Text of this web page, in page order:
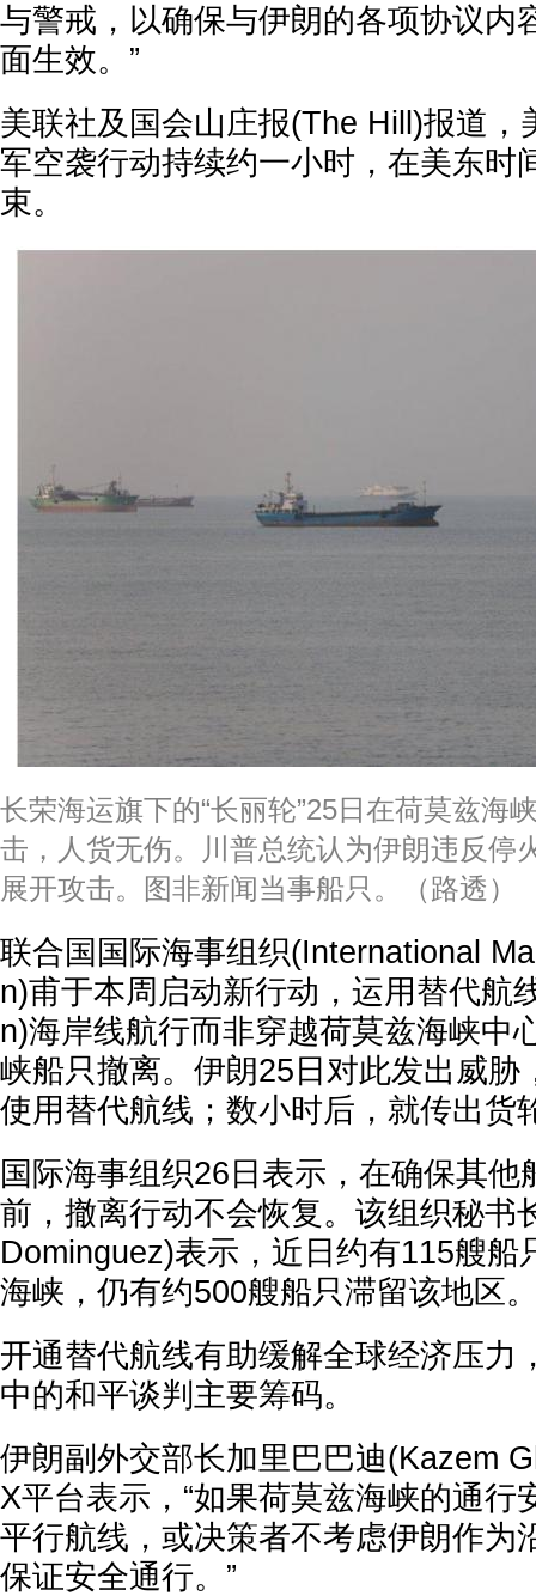
与警戒，以确保与伊朗的各项协议内
面生效。”
美联社及国会山庄报(The Hill)报道，
军空袭行动持续约一小时，在美东时
束。
长荣海运旗下的“长丽轮”25日在荷莫兹海
击，人货无伤。川普总统认为伊朗违反停
展开攻击。图非新闻当事船只。（路透）
联合国国际海事组织(International
n)甫于本周启动新行动，运用替代航
n)海岸线航行而非穿越荷莫兹海峡中
峡船只撤离。伊朗25日对此发出威胁
使用替代航线；数小时后，就传出货
国际海事组织26日表示，在确保其他
前，撤离行动不会恢复。该组织秘书
Dominguez)表示，近日约有115艘船
海峡，仍有约500艘船只滞留该地区
开通替代航线有助缓解全球经济压力
中的和平谈判主要筹码。
伊朗副外交部长加里巴巴迪(Kazem
X平台表示，“如果荷莫兹海峡的通行
平行航线，或决策者不考虑伊朗作为
保证安全通行。”